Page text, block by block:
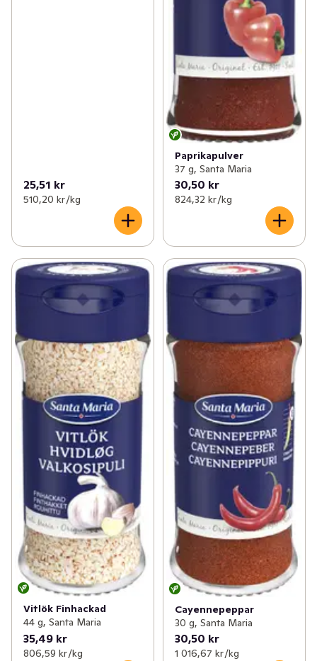
25,51 kr
510,20 kr /kg
Paprikapulver
37 g, Santa Maria
30,50 kr
824,32 kr /kg
Vitlök Finhackad
44 g, Santa Maria
35,49 kr
806,59 kr /kg
Cayennepeppar
30 g, Santa Maria
30,50 kr
1 016,67 kr /kg